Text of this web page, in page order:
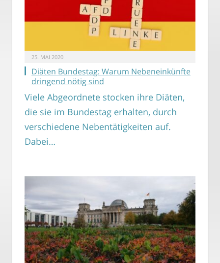
25. MAI 2020
Diäten Bundestag: Warum Nebeneinkünfte
dringend nötig sind
Viele Abgeordnete stocken ihre Diäten,
die sie im Bundestag erhalten, durch
verschiedene Nebentätigkeiten auf.
Dabei…